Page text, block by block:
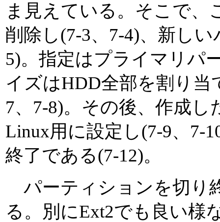
ま見えている。そこで、
削除し(7-3、7-4)、新し
5)。指定はプライマリパ
イズはHDD全部を割り
7、7-8)。その後、作成
Linux用に設定し(7-9、7-
終了である(7-12)。
パーティションを切り
る。別にExt2でも良い様